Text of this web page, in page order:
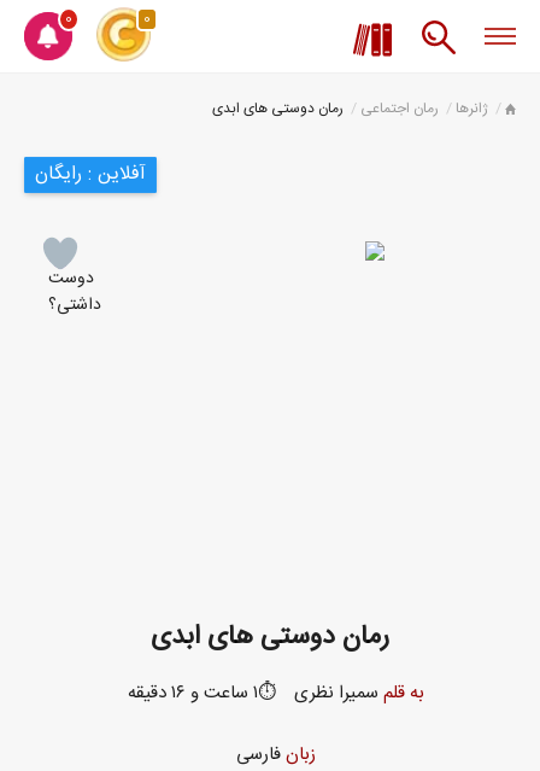
0 0
ژانرها رمان اجتماعی رمان دوستی های ابدی
آفلاین : رایگان
دوست
داشتی؟
رمان دوستی های ابدی
به قلم سمیرا نظری ⏱️۱ ساعت و ۱۶ دقیقه
زبانفارسی